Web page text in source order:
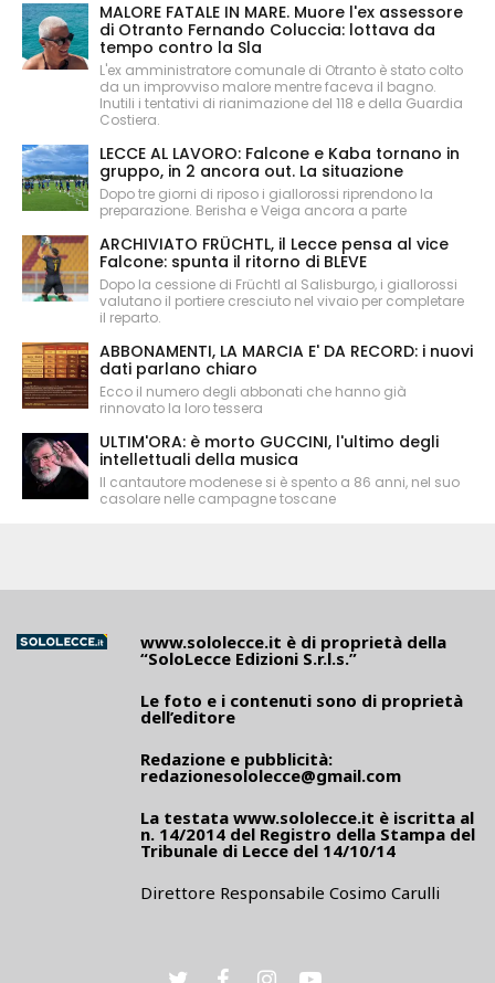
MALORE FATALE IN MARE. Muore l'ex assessore
di Otranto Fernando Coluccia: lottava da
tempo contro la Sla
L'ex amministratore comunale di Otranto è stato colto
da un improvviso malore mentre faceva il bagno.
Inutili i tentativi di rianimazione del 118 e della Guardia
Costiera.
LECCE AL LAVORO: Falcone e Kaba tornano in
gruppo, in 2 ancora out. La situazione
Dopo tre giorni di riposo i giallorossi riprendono la
preparazione. Berisha e Veiga ancora a parte
ARCHIVIATO FRÜCHTL, il Lecce pensa al vice
Falcone: spunta il ritorno di BLEVE
Dopo la cessione di Früchtl al Salisburgo, i giallorossi
valutano il portiere cresciuto nel vivaio per completare
il reparto.
ABBONAMENTI, LA MARCIA E' DA RECORD: i nuovi
dati parlano chiaro
Ecco il numero degli abbonati che hanno già
rinnovato la loro tessera
ULTIM'ORA: è morto GUCCINI, l'ultimo degli
intellettuali della musica
Il cantautore modenese si è spento a 86 anni, nel suo
casolare nelle campagne toscane
www.sololecce.it è di proprietà della
“SoloLecce Edizioni S.r.l.s.”
Le foto e i contenuti sono di proprietà
dell’editore
Redazione e pubblicità:
redazionesololecce@gmail.com
La testata www.sololecce.it è iscritta al
n. 14/2014 del Registro della Stampa del
Tribunale di Lecce del 14/10/14
Direttore Responsabile Cosimo Carulli